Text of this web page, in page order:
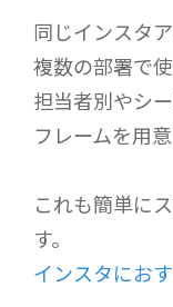
同じインスタ
複数の部署で
担当者別やシ
フレームを用
これも簡単に
す。
インスタにお